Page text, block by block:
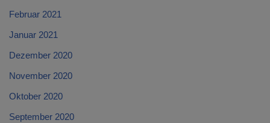
Februar 2021
Januar 2021
Dezember 2020
November 2020
Oktober 2020
September 2020